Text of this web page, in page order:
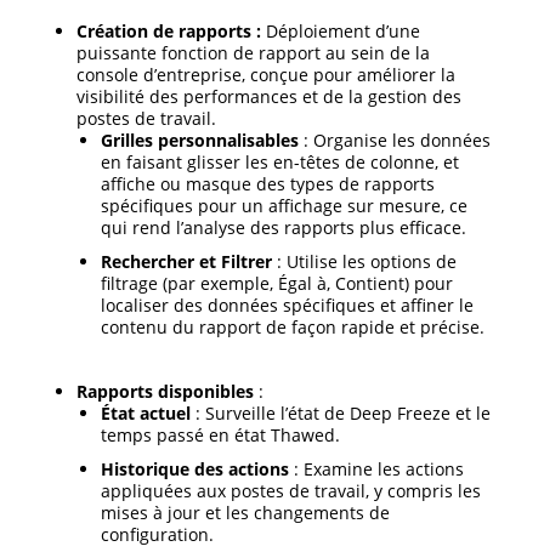
Création de rapports : Déploiement d’une
puissante fonction de rapport au sein de la
console d’entreprise, conçue pour améliorer la
visibilité des performances et de la gestion des
postes de travail.
Grilles personnalisables : Organise les données
en faisant glisser les en-têtes de colonne, et
affiche ou masque des types de rapports
spécifiques pour un affichage sur mesure, ce
qui rend l’analyse des rapports plus efficace.
Rechercher et Filtrer : Utilise les options de
filtrage (par exemple, Égal à, Contient) pour
localiser des données spécifiques et affiner le
contenu du rapport de façon rapide et précise.
Rapports disponibles :
État actuel : Surveille l’état de Deep Freeze et le
temps passé en état Thawed.
Historique des actions : Examine les actions
appliquées aux postes de travail, y compris les
mises à jour et les changements de
configuration.